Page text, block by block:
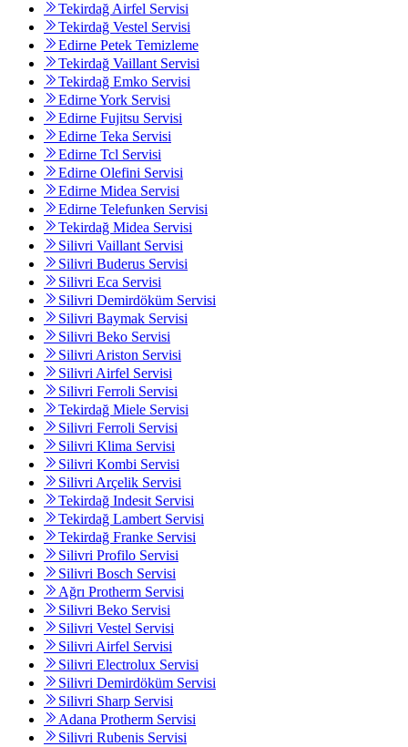
Tekirdağ Airfel Servisi
Tekirdağ Vestel Servisi
Edirne Petek Temizleme
Tekirdağ Vaillant Servisi
Tekirdağ Emko Servisi
Edirne York Servisi
Edirne Fujitsu Servisi
Edirne Teka Servisi
Edirne Tcl Servisi
Edirne Olefini Servisi
Edirne Midea Servisi
Edirne Telefunken Servisi
Tekirdağ Midea Servisi
Silivri Vaillant Servisi
Silivri Buderus Servisi
Silivri Eca Servisi
Silivri Demirdöküm Servisi
Silivri Baymak Servisi
Silivri Beko Servisi
Silivri Ariston Servisi
Silivri Airfel Servisi
Silivri Ferroli Servisi
Tekirdağ Miele Servisi
Silivri Ferroli Servisi
Silivri Klima Servisi
Silivri Kombi Servisi
Silivri Arçelik Servisi
Tekirdağ Indesit Servisi
Tekirdağ Lambert Servisi
Tekirdağ Franke Servisi
Silivri Profilo Servisi
Silivri Bosch Servisi
Ağrı Protherm Servisi
Silivri Beko Servisi
Silivri Vestel Servisi
Silivri Airfel Servisi
Silivri Electrolux Servisi
Silivri Demirdöküm Servisi
Silivri Sharp Servisi
Adana Protherm Servisi
Silivri Rubenis Servisi